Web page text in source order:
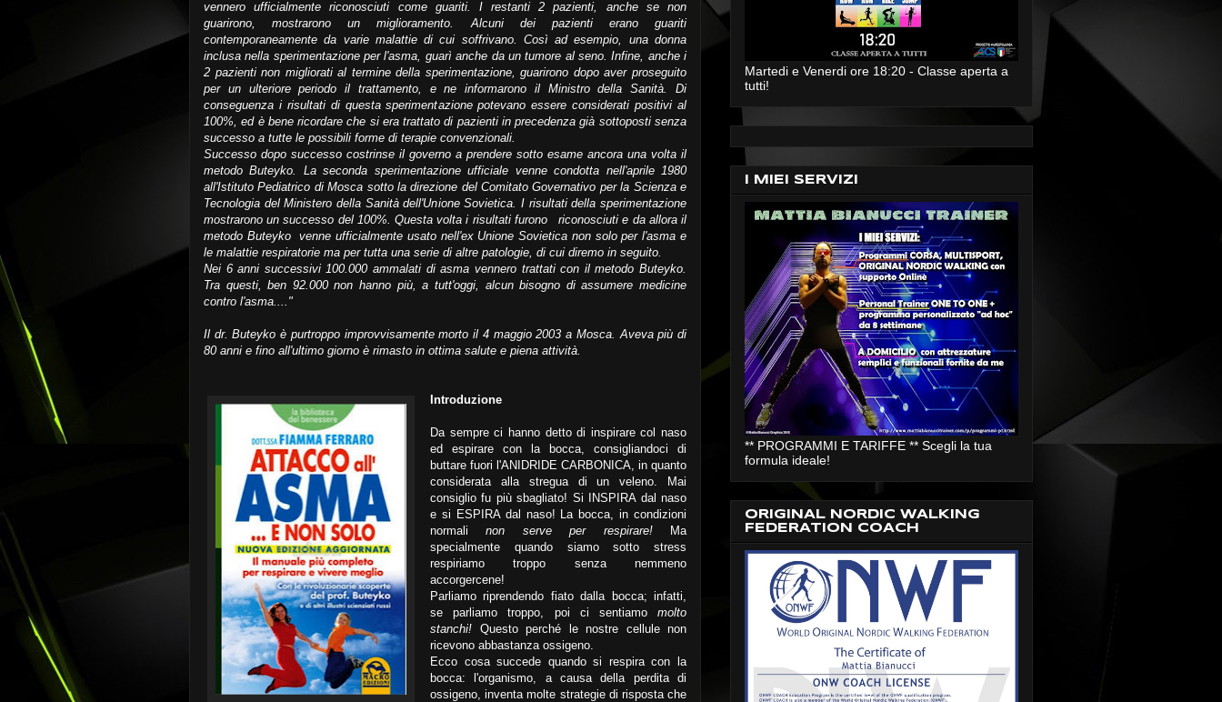
vennero ufficialmente riconosciuti come guariti. I restanti 2 pazienti, anche se non
guarirono, mostrarono un miglioramento. Alcuni dei pazienti erano guariti
contemporaneamente da varie malattie di cui soffrivano. Così ad esempio, una donna
inclusa nella sperimentazione per l'asma, guarì anche da un tumore al seno. Infine, anche i
2 pazienti non migliorati al termine della sperimentazione, guarirono dopo aver proseguito
per un ulteriore periodo il trattamento, e ne informarono il Ministro della Sanità. Di
conseguenza i risultati di questa sperimentazione potevano essere considerati positivi al
100%, ed è bene ricordare che si era trattato di pazienti in precedenza già sottoposti senza
successo a tutte le possibili forme di terapie convenzionali.
Successo dopo successo costrinse il governo a prendere sotto esame ancora una volta il
metodo Buteyko. La seconda sperimentazione ufficiale venne condotta nell'aprile 1980
all'Istituto Pediatrico di Mosca sotto la direzione del Comitato Governativo per la Scienza e
Tecnologia del Ministero della Sanità dell'Unione Sovietica. I risultati della sperimentazione
mostrarono un successo del 100%. Questa volta i risultati furono riconosciuti e da allora il
metodo Buteyko venne ufficialmente usato nell'ex Unione Sovietica non solo per l'asma e
le malattie respiratorie ma per tutta una serie di altre patologie, di cui diremo in seguito.
Nei 6 anni successivi 100.000 ammalati di asma vennero trattati con il metodo Buteyko.
Tra questi, ben 92.000 non hanno più, a tutt'oggi, alcun bisogno di assumere medicine
contro l'asma...."
Il dr. Buteyko è purtroppo improvvisamente morto il 4 maggio 2003 a Mosca. Aveva più di
80 anni e fino all'ultimo giorno è rimasto in ottima salute e piena attività.
Introduzione
Da sempre ci hanno detto di inspirare col naso
ed espirare con la bocca, consigliandoci di
buttare fuori l'ANIDRIDE CARBONICA, in quanto
considerata alla stregua di un veleno. Mai
consiglio fu più sbagliato! Si INSPIRA dal naso
e si ESPIRA dal naso! La bocca, in condizioni
normalinon serve per respirare! Ma
specialmente quando siamo sotto stress
respiriamo troppo senza nemmeno
accorgercene!
Parliamo riprendendo fiato dalla bocca; infatti,
se parliamo troppo, poi ci sentiamo molto
stanchi! Questo perché le nostre cellule non
ricevono abbastanza ossigeno.
Ecco cosa succede quando si respira con la
bocca: l'organismo, a causa della perdita di
ossigeno, inventa molte strategie di risposta che
Martedi e Venerdi ore 18:20 - Classe aperta a
tutti!
I MIEI SERVIZI
** PROGRAMMI E TARIFFE ** Scegli la tua
formula ideale!
ORIGINAL NORDIC WALKING
FEDERATION COACH